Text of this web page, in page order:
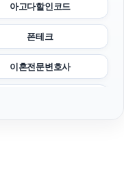
아고다할인코드
폰테크
이혼전문변호사